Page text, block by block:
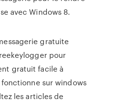
avec Windows 8.
gratuite
pour
gratuit facile à
sur windows
les articles de